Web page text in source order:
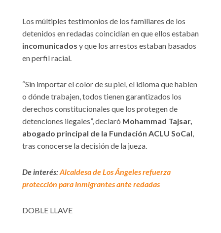
Los múltiples testimonios de los familiares de los
detenidos en redadas coincidían en que ellos estaban
incomunicados y que los arrestos estaban basados
en perfil racial.
“Sin importar el color de su piel, el idioma que hablen
o dónde trabajen, todos tienen garantizados los
derechos constitucionales que los protegen de
detenciones ilegales”, declaró Mohammad Tajsar,
abogado principal de la Fundación ACLU SoCal,
tras conocerse la decisión de la jueza.
De interés:Alcaldesa de Los Ángeles refuerza
protección para inmigrantes ante redadas
DOBLE LLAVE